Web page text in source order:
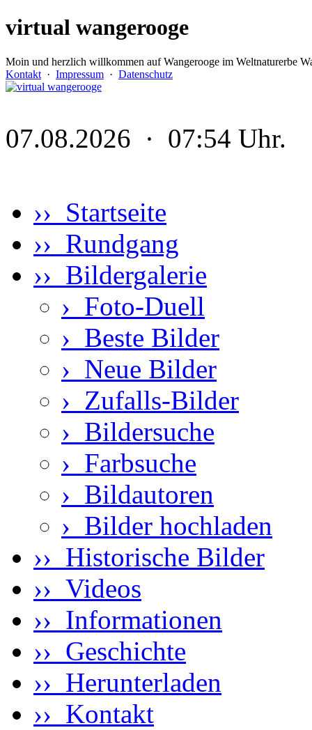
virtual wangerooge
Moin und herzlich willkommen auf Wangerooge im Weltnaturerbe
Kontakt · Impressum · Datenschutz
07.08.2026 · 07:54 Uhr.
›› Startseite
›› Rundgang
›› Bildergalerie
› Foto-Duell
› Beste Bilder
› Neue Bilder
› Zufalls-Bilder
› Bildersuche
› Farbsuche
› Bildautoren
› Bilder hochladen
›› Historische Bilder
›› Videos
›› Informationen
›› Geschichte
›› Herunterladen
›› Kontakt